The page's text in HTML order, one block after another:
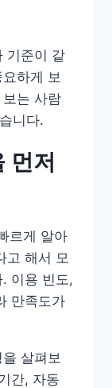
기준이 같
하게 보
는 사람
니다.
먼저
르게 알아
고 해서 모
이용 빈도,
만족도가
살펴보
간, 자동